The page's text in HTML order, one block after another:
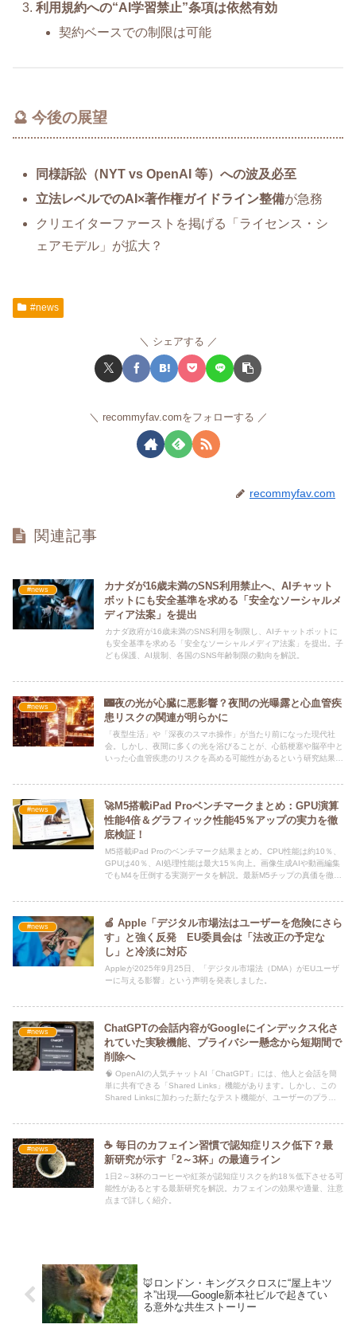
利用規約への“AI学習禁止”条項は依然有効
契約ベースでの制限は可能
🔮 今後の展望
同様訴訟（NYT vs OpenAI 等）への波及必至
立法レベルでのAI×著作権ガイドライン整備が急務
クリエイターファーストを掲げる「ライセンス・シ
ェアモデル」が拡大？
#news
シェアする
recommyfav.comをフォローする
recommyfav.com
関連記事
#news
カナダが16歳未満のSNS利用禁止へ、AIチャット
ボットにも安全基準を求める「安全なソーシャルメ
ディア法案」を提出
カナダ政府が16歳未満のSNS利用を制限し、AIチャットボットに
も安全基準を求める「安全なソーシャルメディア法案」を提出。子
ども保護、AI規制、各国のSNS年齢制限の動向を解説。
#news
🌃夜の光が心臓に悪影響？夜間の光曝露と心血管疾
患リスクの関連が明らかに
「夜型生活」や「深夜のスマホ操作」が当たり前になった現代社
会。しかし、夜間に多くの光を浴びることが、心筋梗塞や脳卒中と
いった心血管疾患のリスクを高める可能性があるという研究結果が
#news
🚀M5搭載iPad Proベンチマークまとめ：GPU演算
性能4倍＆グラフィック性能45％アップの実力を徹
底検証！
M5搭載iPad Proのベンチマーク結果まとめ。CPU性能は約10％、
GPUは40％、AI処理性能は最大15％向上。画像生成AIや動画編集
でもM4を圧倒する実測データを解説。最新M5チップの真価を徹底
#news
🍏 Apple「デジタル市場法はユーザーを危険にさら
す」と強く反発 EU委員会は「法改正の予定な
し」と冷淡に対応
Appleが2025年9月25日、「デジタル市場法（DMA）がEUユーザ
ーに与える影響」という声明を発表しました。
#news
ChatGPTの会話内容がGoogleにインデックス化さ
れていた実験機能、プライバシー懸念から短期間で
削除へ
🧠 OpenAIの人気チャットAI「ChatGPT」には、他人と会話を簡
単に共有できる「Shared Links」機能があります。しかし、この
Shared Linksに加わった新たなテスト機能が、ユーザーのプライ
#news
☕ 毎日のカフェイン習慣で認知症リスク低下？最
新研究が示す「2～3杯」の最適ライン
1日2～3杯のコーヒーや紅茶が認知症リスクを約18％低下させる可
能性があるとする最新研究を解説。カフェインの効果や適量、注意
点まで詳しく紹介。
🦊ロンドン・キングスクロスに“屋上キツ
ネ”出現──Google新本社ビルで起きてい
る意外な共生ストーリー